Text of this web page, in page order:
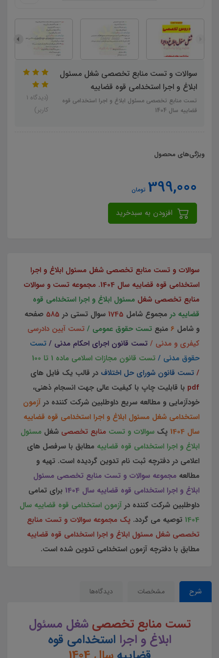
سوالات و تست منابع تخصصی شغل مسئول
ابلاغ و اجرا استخدامی قوه قضاییه
تست منابع تخصصی مسئول ابلاغ و اجرا استخدامی قوه
قضاییه سال 1404
(دیدگاه 1
کاربر)
ویژگی‌های محصول
399,000 تومان
سوالات و تست منابع تخصصی شغل مسئول ابلاغ و اجرا
استخدامی قوه قضاییه سال 1404. مجموعه تست و سوالات
منابع تخصصی شغل مسئول ابلاغ و اجرا استخدامی قوه
قضاییه در مجموع شامل 1745 سوال تستی در 585 صفحه
و شامل 6 منبع تست حقوق عمومی / تست آیین دادرسی
کیفری و مدنی / تست قانون اجرای احکام مدنی / تست
حقوق مدنی / تست قانون مجازات اسلامی ماده 1 تا 100
/ تست قانون شورای حل اختلاف در قالب یک فایل های
pdf با قابلیت چاپ با کیفیت عالی جهت انسجام ذهنی،
خودآزمایی و مطالعه سریع داوطلبین شرکت کننده در آزمون
استخدامی شغل مسئول ابلاغ و اجرا استخدامی قوه قضاییه
سال 1404
پک سوالات و تست منابع تخصصی شغل مسئول
ابلاغ و اجرا استخدامی قوه قضاییه مطابق با سرفصل های
اعلامی در دفترچه ثبت نام تدوین گردیده است. تهیه و
مطالعه مجموعه سوالات و تست منابع تخصصی مسئول
ابلاغ و اجرا استخدامی قوه قضاییه سال 1404
برای تمامی
داوطلبین شرکت کننده در آزمون استخدامی قوه قضاییه سال
1404 توصیه می گردد. پک مجموعه سوالات و تست منابع
تخصصی شغل مسئول ابلاغ و اجرا استخدامی قوه قضاییه
مطابق با دفترچه آزمون استخدامی تدوین شده است.
شرح مشخصات دیدگاه‌ها
تست منابع تخصصیشغل مسئول
ابلاغ و اجرا استخدامی قوه